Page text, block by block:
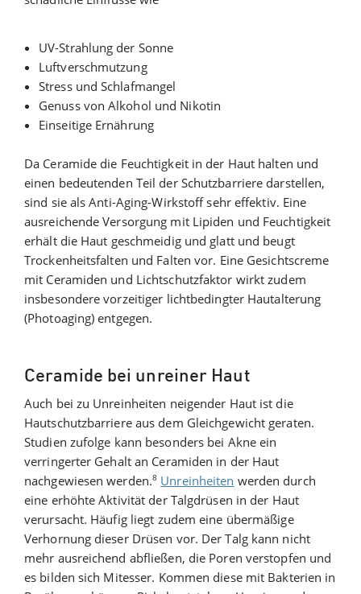
UV-Strahlung der Sonne
Luftverschmutzung
Stress und Schlafmangel
Genuss von Alkohol und Nikotin
Einseitige Ernährung
Da Ceramide die Feuchtigkeit in der Haut halten und
einen bedeutenden Teil der Schutzbarriere darstellen,
sind sie als Anti-Aging-Wirkstoff sehr effektiv. Eine
ausreichende Versorgung mit Lipiden und Feuchtigkeit
erhält die Haut geschmeidig und glatt und beugt
Trockenheitsfalten und Falten vor. Eine Gesichtscreme
mit Ceramiden und Lichtschutzfaktor wirkt zudem
insbesondere vorzeitiger lichtbedingter Hautalterung
(Photoaging) entgegen.
Ceramide bei unreiner Haut
Auch bei zu Unreinheiten neigender Haut ist die
Hautschutzbarriere aus dem Gleichgewicht geraten.
Studien zufolge kann besonders bei Akne ein
verringerter Gehalt an Ceramiden in der Haut
nachgewiesen werden.8 Unreinheiten werden durch
eine erhöhte Aktivität der Talgdrüsen in der Haut
verursacht. Häufig liegt zudem eine übermäßige
Verhornung dieser Drüsen vor. Der Talg kann nicht
mehr ausreichend abfließen, die Poren verstopfen und
es bilden sich Mitesser. Kommen diese mit Bakterien in